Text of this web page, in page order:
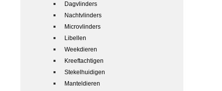
Dagvlinders
Nachtvlinders
Microvlinders
Libellen
Weekdieren
Kreeftachtigen
Stekelhuidigen
Manteldieren